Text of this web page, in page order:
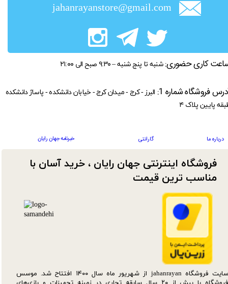
jahanrayanstore@gmail.com
سایت فروشگاه jahanrayan از شهریور ماه سال ۱۴۰۰ افتتاح شد. موسس
فروشگاه اینترنتی جهان رایان ، خرید آسان با
مناسب ترین قیمت​​​​​​​
کاری حضوری: شنبه تا پنج شنبه – ۹:۳۰ صبح الی ۲۱:۰۰
درباره ما گارانتی خبرنامه جهان رایان
فروشگاه شماره 1:
البرز - کرج - میدان کرج - خیابان دانشکده - پاساژ دانشکده
پایین پلاک ۴